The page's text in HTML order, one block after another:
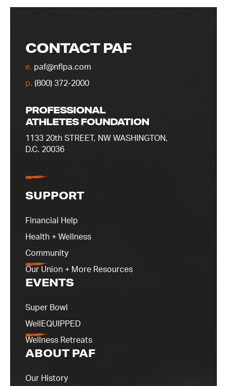
CONTACT PAF
e. paf@nflpa.com
p. (800) 372-2000
PROFESSIONAL
ATHLETES FOUNDATION
1133 20th STREET, NW WASHINGTON,
D.C. 20036
SUPPORT
Financial Help
Health + Wellness
Community
Our Union + More Resources
EVENTS
Super Bowl
WellEQUIPPED
Wellness Retreats
ABOUT PAF
Our History